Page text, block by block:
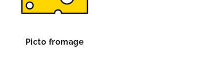
Picto fromage